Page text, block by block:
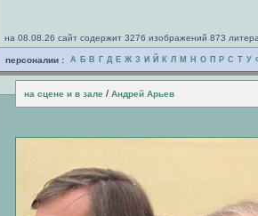
на 08.08.26 сайт содержит 3276 изображений 873
персоналии : А Б В Г Д Е Ж З И Й К Л М Н О П Р С Т У
на сцене и в зале / Андрей Арьев